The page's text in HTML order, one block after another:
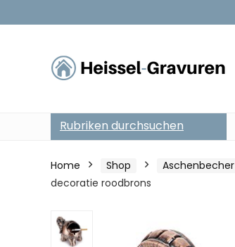
Rubriken durchsuchen
Home Shop Aschenbecher
decoratie roodbrons